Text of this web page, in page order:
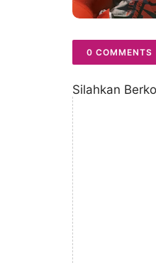
0 COMMENTS
Silahkan